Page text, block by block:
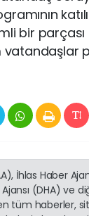
bir
vatandaşlar
İhlas Haber
(DHA) ve
tüm haberler,